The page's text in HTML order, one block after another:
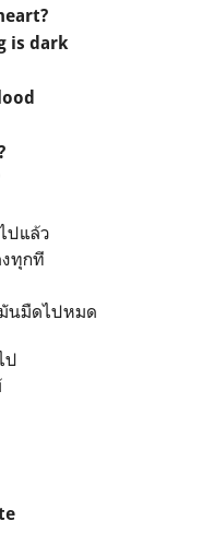
is dark
ปแล้ว
ทุกที
นมืดไปหมด
ป